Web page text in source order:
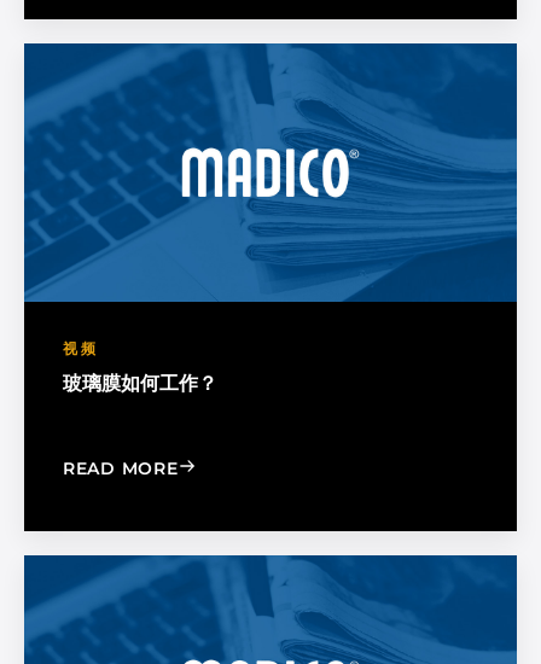
视频
玻璃膜如何工作？
READ MORE: HOW DOES WINDOW FILM WORK?